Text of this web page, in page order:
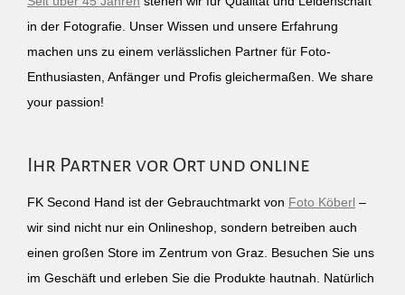
in der Fotografie. Unser Wissen und unsere Erfahrung
machen uns zu einem verlässlichen Partner für Foto-
Enthusiasten, Anfänger und Profis gleichermaßen. We share
your passion!
Ihr Partner vor Ort und online
FK Second Hand ist der Gebrauchtmarkt von Foto Köberl –
wir sind nicht nur ein Onlineshop, sondern betreiben auch
einen großen Store im Zentrum von Graz. Besuchen Sie uns
im Geschäft und erleben Sie die Produkte hautnah. Natürlich